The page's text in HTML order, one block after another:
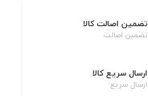
تضمین اصالت کالا
تضمین اصالت
ارسال سریع کالا
ارسال سریع